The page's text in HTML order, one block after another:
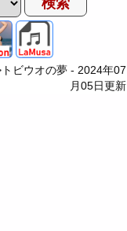
望
調
ウオの夢 - 失敗
ビウオの夢 - 2024年07
月05日更新